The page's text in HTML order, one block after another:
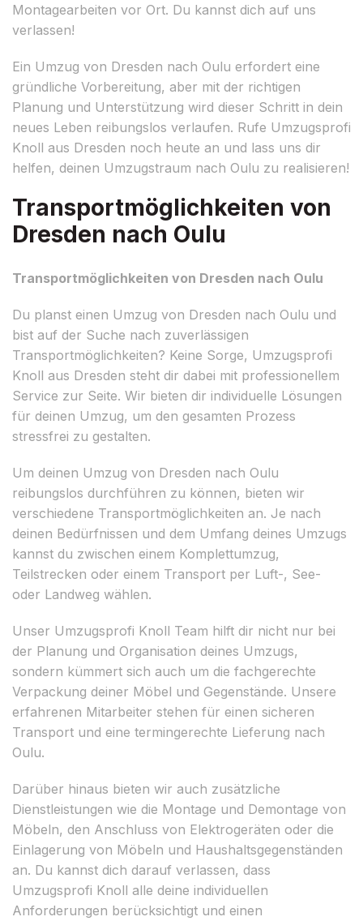
Montagearbeiten vor Ort. Du kannst dich auf uns
verlassen!
Ein Umzug von Dresden nach Oulu erfordert eine
gründliche Vorbereitung, aber mit der richtigen
Planung und Unterstützung wird dieser Schritt in dein
neues Leben reibungslos verlaufen. Rufe Umzugsprofi
Knoll aus Dresden noch heute an und lass uns dir
helfen, deinen Umzugstraum nach Oulu zu realisieren!
Transportmöglichkeiten von
Dresden nach Oulu
Transportmöglichkeiten von Dresden nach Oulu
Du planst einen Umzug von Dresden nach Oulu und
bist auf der Suche nach zuverlässigen
Transportmöglichkeiten? Keine Sorge, Umzugsprofi
Knoll aus Dresden steht dir dabei mit professionellem
Service zur Seite. Wir bieten dir individuelle Lösungen
für deinen Umzug, um den gesamten Prozess
stressfrei zu gestalten.
Um deinen Umzug von Dresden nach Oulu
reibungslos durchführen zu können, bieten wir
verschiedene Transportmöglichkeiten an. Je nach
deinen Bedürfnissen und dem Umfang deines Umzugs
kannst du zwischen einem Komplettumzug,
Teilstrecken oder einem Transport per Luft-, See-
oder Landweg wählen.
Unser Umzugsprofi Knoll Team hilft dir nicht nur bei
der Planung und Organisation deines Umzugs,
sondern kümmert sich auch um die fachgerechte
Verpackung deiner Möbel und Gegenstände. Unsere
erfahrenen Mitarbeiter stehen für einen sicheren
Transport und eine termingerechte Lieferung nach
Oulu.
Darüber hinaus bieten wir auch zusätzliche
Dienstleistungen wie die Montage und Demontage von
Möbeln, den Anschluss von Elektrogeräten oder die
Einlagerung von Möbeln und Haushaltsgegenständen
an. Du kannst dich darauf verlassen, dass
Umzugsprofi Knoll alle deine individuellen
Anforderungen berücksichtigt und einen